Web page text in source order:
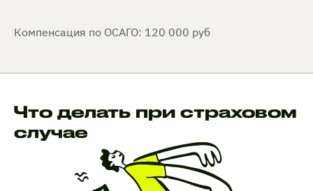
Компенсация по ОСАГО: 120 000 руб
Что делать при страховом
случае